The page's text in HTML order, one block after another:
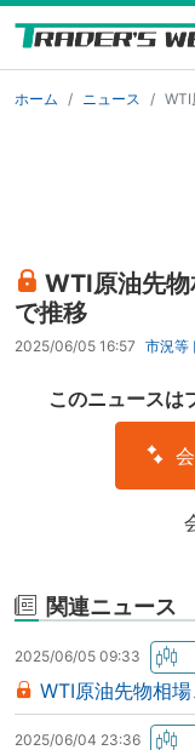
ホーム ニュース
WTI原油先
で推移
2025/06/05 16:57 市況等
このニュースは
関連ニュース
2025/06/05 09:33
WTI原油先物相
2025/06/04 23:36